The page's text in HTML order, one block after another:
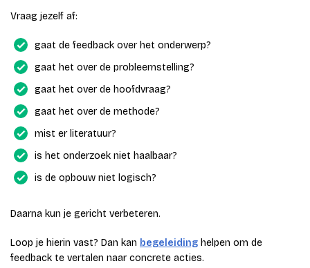
Vraag jezelf af:
gaat de feedback over het onderwerp?
gaat het over de probleemstelling?
gaat het over de hoofdvraag?
gaat het over de methode?
mist er literatuur?
is het onderzoek niet haalbaar?
is de opbouw niet logisch?
Daarna kun je gericht verbeteren.
Loop je hierin vast? Dan kan begeleiding helpen om de
feedback te vertalen naar concrete acties.